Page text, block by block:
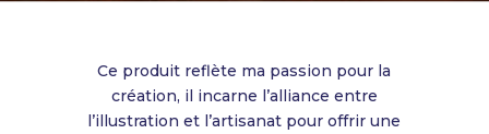
Ce produit reflète ma passion pour la
création, il incarne l’alliance entre
l’illustration et l’artisanat pour offrir une